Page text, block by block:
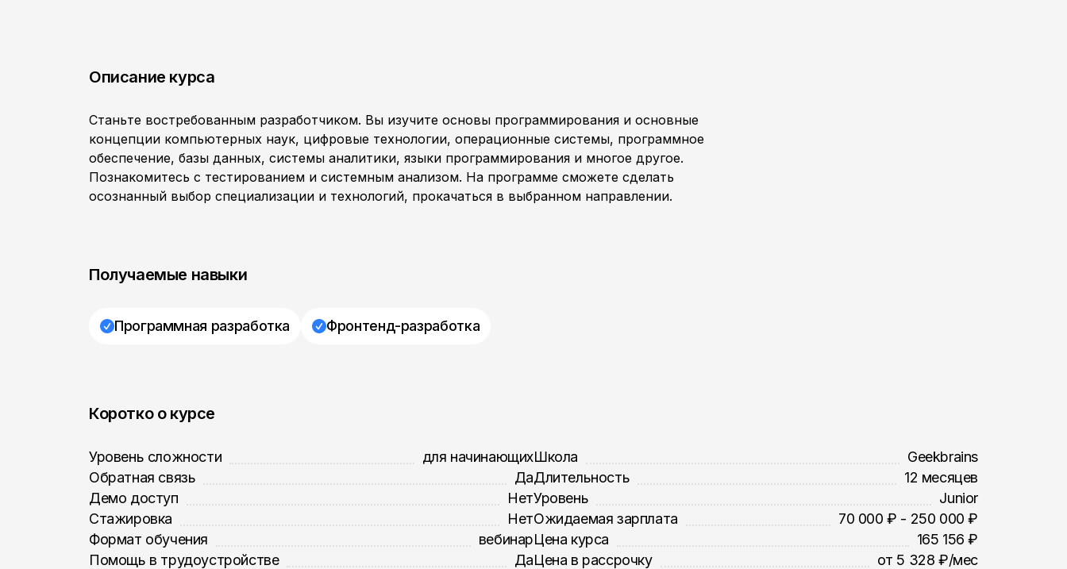
Описание курса
Станьте востребованным разработчиком. Вы изучите основы программирования и основные
концепции компьютерных наук, цифровые технологии, операционные системы, программное
обеспечение, базы данных, системы аналитики, языки программирования и многое другое.
Познакомитесь с тестированием и системным анализом. На программе сможете сделать
осознанный выбор специализации и технологий, прокачаться в выбранном направлении.
Получаемые навыки
Программная разработка Фронтенд-разработка
Коротко о курсе
Уровень сложности
для начинающих
Обратная связь
Да
Демо доступ
Нет
Стажировка
Нет
Формат обучения
вебинар
Помощь в трудоустройстве
Да
Школа
Geekbrains
Длительность
12 месяцев
Уровень
Junior
Ожидаемая зарплата
70 000 ₽ - 250 000 ₽
Цена курса
165 156 ₽
Цена в рассрочку
от 5 328 ₽/мес